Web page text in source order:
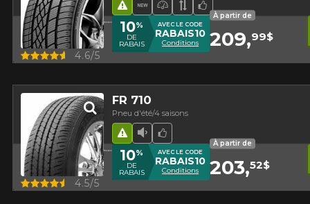
Nouveau produit
Pneu haute performance
Bande de roulement
Choix de l'équipe
Hasard routier
Aperçu 4.6/5
10%
DE
RABAIS
AVEC LE CODE
RABAIS10
Conditions
À partir de
209,99$
FR 710
Pneu d'été/4 saisons
Faible niveau sonore
Choix de l'équipe
Hasard routier
Aperçu 4.5/5
10%
DE
RABAIS
AVEC LE CODE
RABAIS10
Conditions
À partir de
203,52$